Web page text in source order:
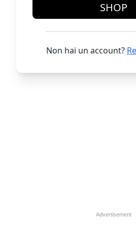
SHOP
Non hai un account?